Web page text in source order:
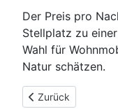
Der Preis pro
Stellplatz zu
Wahl für
Natur schätzen.
Vorheriger Beitrag:
Zurück